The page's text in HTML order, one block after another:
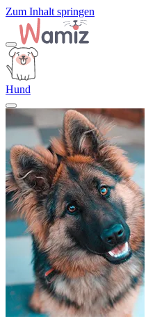
Zum Inhalt springen
Hund